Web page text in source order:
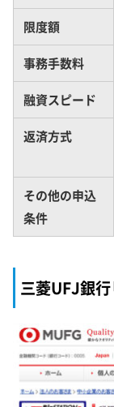
限度額
事務手数料
融資スピード
返済方式
その他の申込
条件
三菱UFJ銀行